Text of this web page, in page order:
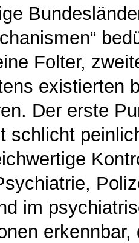
Folter,
existierten
Der erste
schlicht
im
erkennbar,